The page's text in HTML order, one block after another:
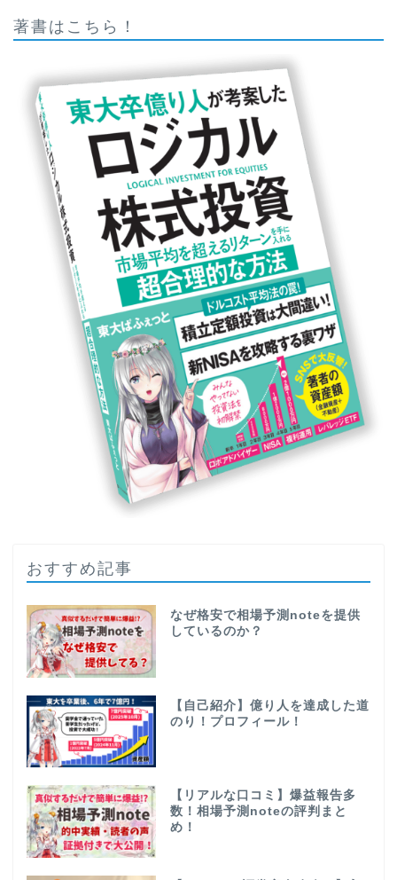
著書はこちら！
おすすめ記事
なぜ格安で相場予測noteを提供
しているのか？
【自己紹介】億り人を達成した道
のり！プロフィール！
【リアルな口コミ】爆益報告多
数！相場予測noteの評判まと
め！